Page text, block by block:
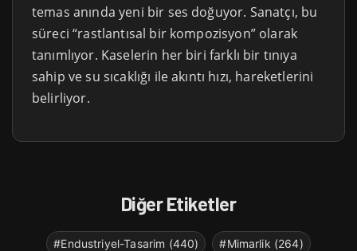
temas anında yeni bir ses doğuyor. Sanatçı, bu
süreci “rastlantısal bir kompozisyon” olarak
tanımlıyor. Kaselerin her biri farklı bir tınıya
sahip ve su sıcaklığı ile akıntı hızı, hareketlerini
belirliyor.
Diğer Etiketler
#Endustriyel-Tasarim (440) #Mimarlik (264)